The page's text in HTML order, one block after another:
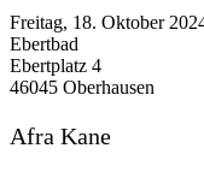
Freitag, 18. Oktober
Ebertbad
Ebertplatz 4
46045 Oberhausen
Afra Kane